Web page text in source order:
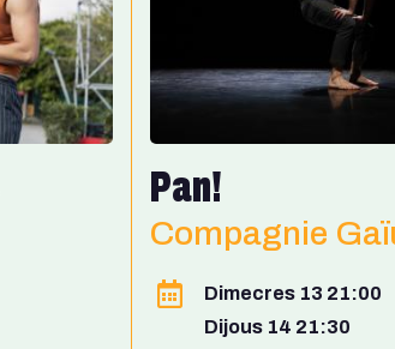
Pan!
Compagnie
Dimecres 13 21:00
Dijous 14 21:30